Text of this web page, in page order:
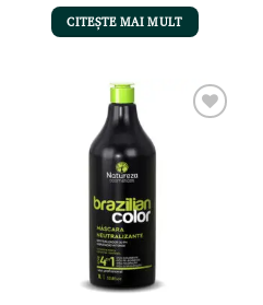
CITEȘTE MAI MULT